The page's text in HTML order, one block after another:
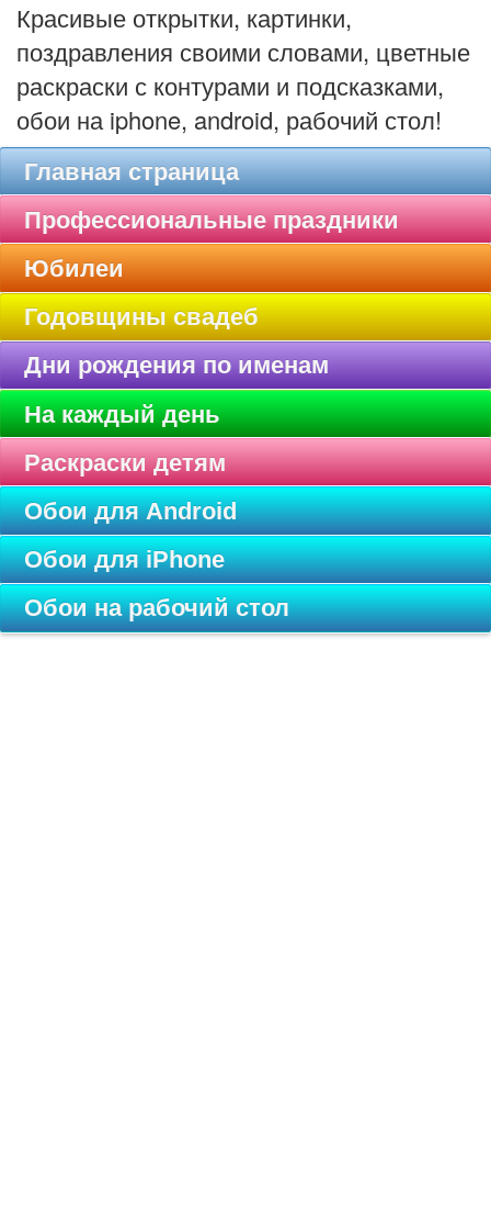
Красивые открытки, картинки,
поздравления своими словами, цветные
раскраски с контурами и подсказками,
обои на iphone, android, рабочий стол!
Главная страница
Профессиональные праздники
Юбилеи
Годовщины свадеб
Дни рождения по именам
На каждый день
Раскраски детям
Обои для Android
Обои для iPhone
Обои на рабочий стол